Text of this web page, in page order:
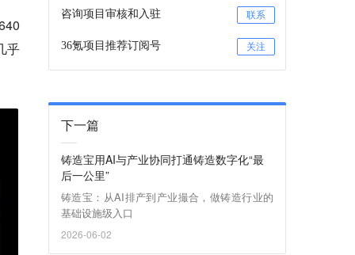
乎
咨询项目审核和入驻 联系
36氪项目推荐订阅号 关注
下一篇
铸造宝用AI与产业协同打通铸造数字化“最
后一公里”
铸造宝：从AI排产到产业撮合，做铸造行业的
基础设施级入口
2026-06-02